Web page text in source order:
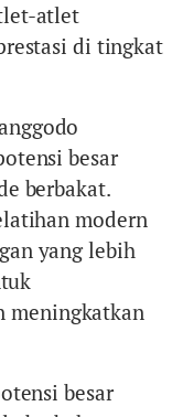
atlet
di tingkat
besar
berbakat.
modern
yang lebih
meningkatkan
besar